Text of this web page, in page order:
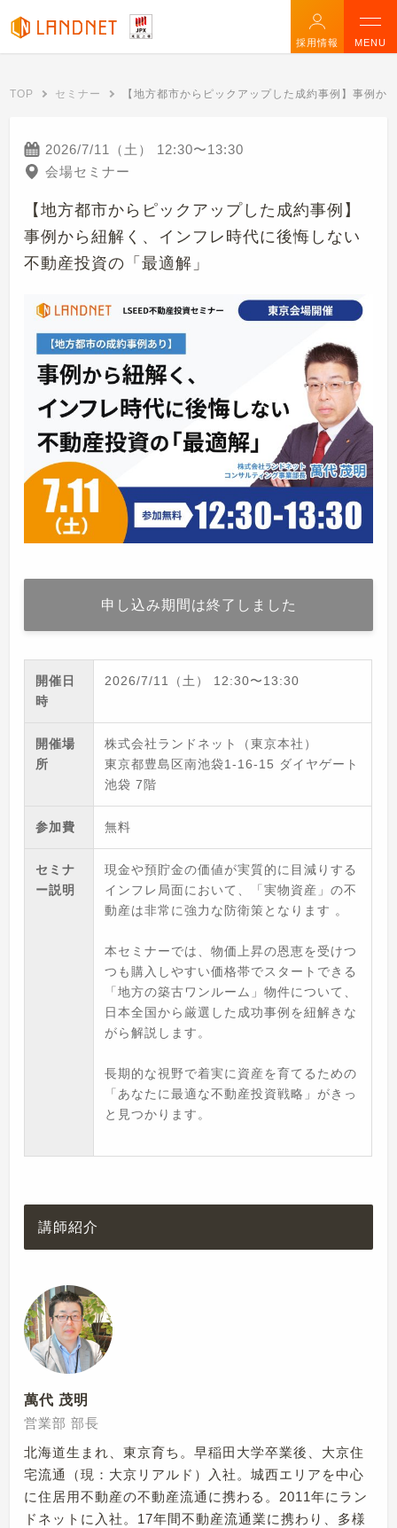
採用情報 MENU
TOP セミナー 【地方都市からピックアップした成約事例】事例
2026/7/11（土） 12:30〜13:30
会場セミナー
【地方都市からピックアップした成約事例】
事例から紐解く、インフレ時代に後悔しない
不動産投資の「最適解」
申し込み期間は終了しました
開催日
時
2026/7/11（土） 12:30〜13:30
開催場
所
株式会社ランドネット（東京本社）
東京都豊島区南池袋1-16-15 ダイヤゲート
池袋 7階
参加費 無料
セミナ
ー説明
現金や預貯金の価値が実質的に目減りする
インフレ局面において、「実物資産」の不
動産は非常に強力な防衛策となります 。
本セミナーでは、物価上昇の恩恵を受けつ
つも購入しやすい価格帯でスタートできる
「地方の築古ワンルーム」物件について、
日本全国から厳選した成功事例を紐解きな
がら解説します。
長期的な視野で着実に資産を育てるための
「あなたに最適な不動産投資戦略」がきっ
と見つかります。
講師紹介
萬代 茂明
営業部 部長
北海道生まれ、東京育ち。早稲田大学卒業後、大京住
宅流通（現：大京リアルド）入社。城西エリアを中心
に住居用不動産の不動産流通に携わる。2011年にラン
ドネットに入社。17年間不動産流通業に携わり、多様